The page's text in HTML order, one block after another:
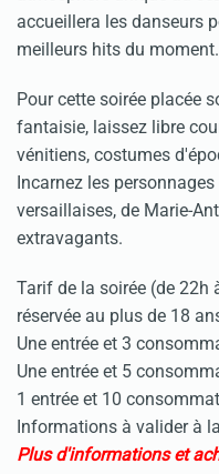
accueillera les danseurs
meilleurs hits du moment.
Pour cette soirée placée
fantaisie, laissez libre
vénitiens, costumes
Incarnez les
versaillaises, de Marie-
extravagants.
Tarif de la soirée (de 22h
réservée au plus de 18
Une entrée et 3
Une entrée et 5
1 entrée et 10
Informations à valider à
Plus d'informations et